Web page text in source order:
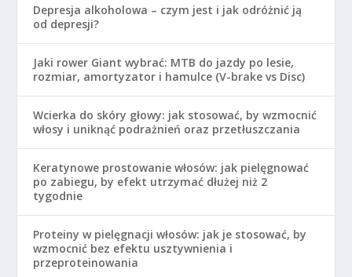
Depresja alkoholowa – czym jest i jak odróżnić ją
od depresji?
Jaki rower Giant wybrać: MTB do jazdy po lesie,
rozmiar, amortyzator i hamulce (V-brake vs Disc)
Wcierka do skóry głowy: jak stosować, by wzmocnić
włosy i uniknąć podrażnień oraz przetłuszczania
Keratynowe prostowanie włosów: jak pielęgnować
po zabiegu, by efekt utrzymać dłużej niż 2
tygodnie
Proteiny w pielęgnacji włosów: jak je stosować, by
wzmocnić bez efektu usztywnienia i
przeproteinowania